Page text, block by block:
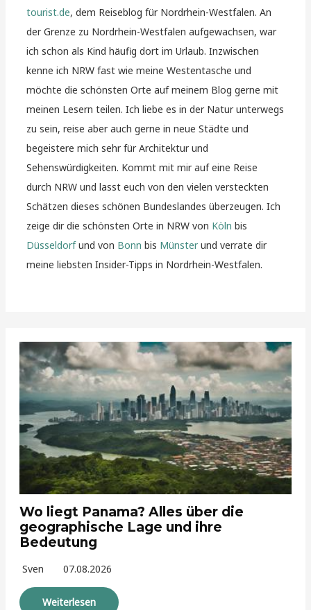
tourist.de, dem Reiseblog für Nordrhein-Westfalen. An
der Grenze zu Nordrhein-Westfalen aufgewachsen, war
ich schon als Kind häufig dort im Urlaub. Inzwischen
kenne ich NRW fast wie meine Westentasche und
möchte die schönsten Orte auf meinem Blog gerne mit
meinen Lesern teilen. Ich liebe es in der Natur unterwegs
zu sein, reise aber auch gerne in neue Städte und
begeistere mich sehr für Architektur und
Sehenswürdigkeiten. Kommt mit mir auf eine Reise
durch NRW und lasst euch von den vielen versteckten
Schätzen dieses schönen Bundeslandes überzeugen. Ich
zeige dir die schönsten Orte in NRW von Köln bis
Düsseldorfund von Bonn bis Münsterund verrate dir
meine liebsten Insider-Tipps in Nordrhein-Westfalen.
Wo liegt Panama? Alles über die
geographische Lage und ihre
Bedeutung
Sven 07.08.2026
Weiterlesen